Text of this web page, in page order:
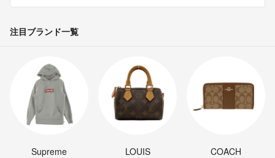
注目ブランド一覧
Supreme
LOUIS
COACH